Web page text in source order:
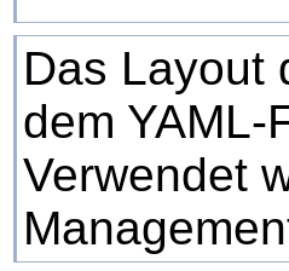
Das Layout
dem YAML-
Verwendet